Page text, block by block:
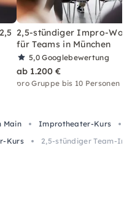
2,5-stündiger Impro-
für Teams in München
5,0Googlebewertung
ab 1.200 €
pro Gruppe bis 10 Personen
Main Improtheater-Kurs
Kurs 2,5-stündiger Team-